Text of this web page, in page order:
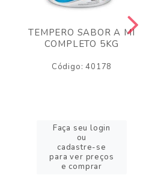
TEMPERO SABOR A MI
COMPLETO 5KG
Código: 40178
Faça seu login
ou
cadastre-se
para ver preços
e comprar